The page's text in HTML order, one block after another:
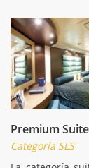
Premium
Categoría SLS